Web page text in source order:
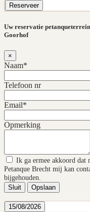
Reserveer
Uw reservatie
Goorhof
×
Naam*
Telefoon nr
Email*
Opmerking
Ik ga ermee akkoord dat
Petanque Brecht mij kan
bijgehouden.
Sluit Opslaan
15/08/2026